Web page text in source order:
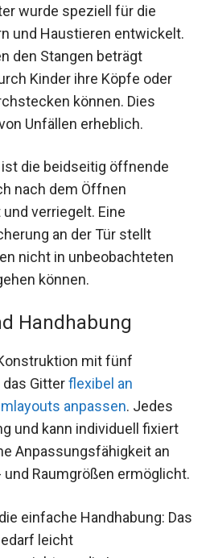
wurde speziell für die
und Haustieren entwickelt.
den Stangen beträgt
Kinder ihre Köpfe oder
können. Dies
Unfällen erheblich.
die beidseitig öffnende
nach dem Öffnen
verriegelt. Eine
an der Tür stellt
nicht in unbeobachteten
können.
Handhabung
mit fünf
Gitterflexibel an
anpassen. Jedes
und kann individuell fixiert
Anpassungsfähigkeit an
Raumgrößen ermöglicht.
einfache Handhabung: Das
leicht